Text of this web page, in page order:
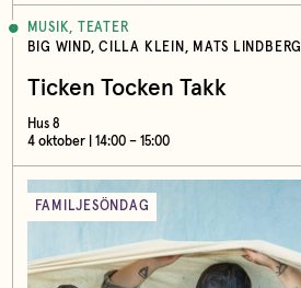
MUSIK, TEATER
BIG WIND, CILLA KLEIN, MATS LINDBERG
Ticken Tocken Takk
Hus 8
4 oktober | 14:00 – 15:00
FAMILJESÖNDAG